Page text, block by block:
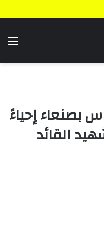
بصنعاء إحياءً
القائد